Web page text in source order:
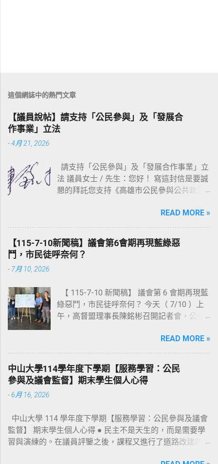
這個網誌中的熱門文章
【議員說帖】請支持「公民參與」及「發展合
作事業」立法
-4月 21, 2026
請支持「公民參與」及「發展合作事業」立
法 議員女士 / 先生：您好！ 寫這封信是要誠
懇的拜託您支持《高雄市公民參與公共政策
https://reurl.cc/WbAmpD ）以及《高雄市發
展合作事業自治條例草案》（連結：
https://reurl.cc/r03Olr ）這二部草案的立
法。 《高雄市公民參與公共政策自治條例草
案》已於去（ 114 ）年 10 月 29 日，由湯詠
6 會期）由湯議員完成提案；《高雄市發展
合作事業自治條例草案》則於 113 年 10 月
22 日，由黃柏霖議員召開第一次公聽會（會
去（ 114 ）年 9 月 24 日，由林智鴻議員召
開第二次公聽會（會議資料連結：
https://reurl.cc/bd3jMd ），並於上會期（第
6 會期）由林智鴻議員完成提案；惟兩案於
會（ 108 年）， 這二部自治條例草案就曾經
在議會走過公聽會及提案等程序，只可惜最
後在大會二讀時決議擱置，遂功虧一簣！
108 年迄今， 這二部自治條例草案的內容，
都曾經歷多個版本修訂；除了納入該領域專
READ MORE »
【115-7-10新聞稿】議會第6會期再現藍綠惡
鬥，市民徒呼奈何？
- 7月 10, 2026
【 115-7-10 新聞稿】 議會第 6 會期再現藍
綠惡鬥，市民徒呼奈何？ 今天（ 7/10 ）上
午，高督盟理事長陳銘彬召開記者會，公布
報告》，共選出 10 位【問政優質議員】、以
及 4 位【待觀察名單】；此外，也針對本會
期高雄市議會的整體表現作出總評。 陳銘彬
首先解釋本次評鑑結果公布時間之所以延宕
的原因：首先，第 6 會期的「委員會會議譯
議員發言內容的份量龐大，評鑑志工需大量
的閱讀時間，致使評鑑作業流程比預訂時間
延後近 3 個月。 接著，陳銘彬公布本次獲選
READ MORE »
中山大學114學年度下學期【服務學習：公民
參與及議會監督】期末學生個人心得
-6月 16, 2026
中山大學 114 學年度下學期【服務學習：公民參與及議會
監督】 期末學生個人心得 ● 民主不是天生的，而是需要學
習與演練的。在議員評鑒之後，課程又進行了道路改建的服